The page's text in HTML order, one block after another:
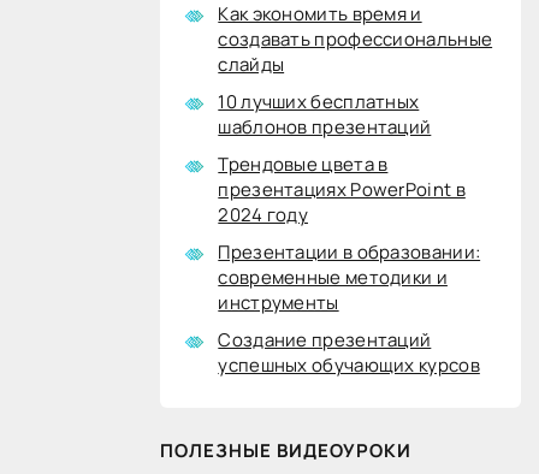
Как экономить время и
создавать профессиональные
слайды
10 лучших бесплатных
шаблонов презентаций
Трендовые цвета в
презентациях PowerPoint в
2024 году
Презентации в образовании:
современные методики и
инструменты
Создание презентаций
успешных обучающих курсов
ПОЛЕЗНЫЕ ВИДЕОУРОКИ